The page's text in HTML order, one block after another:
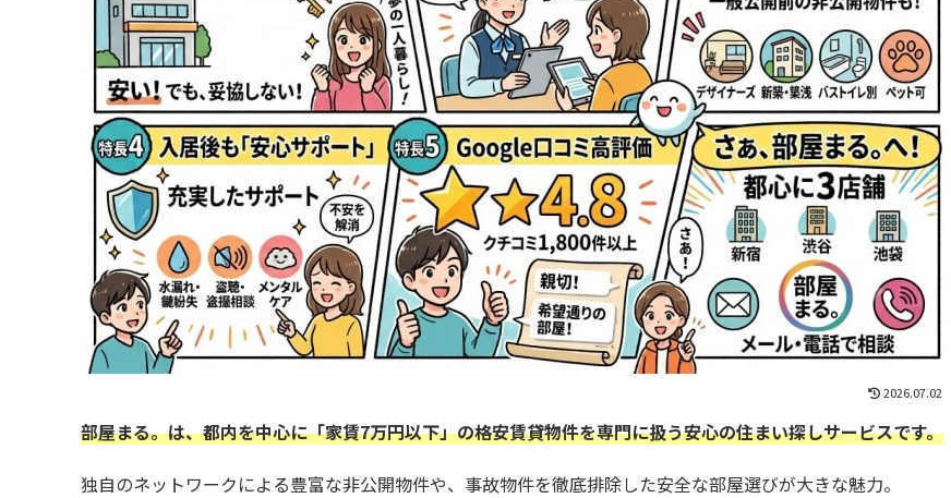
2026.07.02
部屋まる。は、都内を中心に「家賃7万円以下」の格安賃貸物件を専門に扱う安心の住まい探しサービスです。
独自のネットワークによる豊富な非公開物件や、事故物件を徹底排除した安全な部屋選びが大きな魅力。